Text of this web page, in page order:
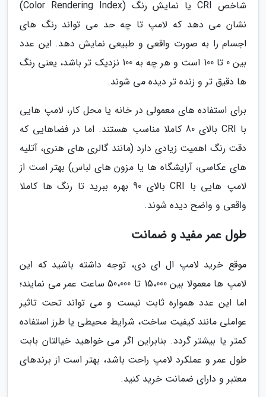
شاخص CRI یا نمایش رنگ (Color Rendering Index)
نشان می دهد که لامپ تا چه حد می تواند رنگ های
اجسام را به صورت واقعی و طبیعی نمایش دهد. این عدد
بین 0 تا 100 است و هر چه به 100 نزدیک تر باشد، یعنی رنگ
ها دقیق تر و زنده تر دیده می شوند.
برای استفاده های معمولی در خانه یا محل کار، لامپ هایی
با CRI بالای 80 کاملا مناسب هستند. اما در فضاهایی که
دقت رنگ اهمیت زیادی دارد (مانند گالری های هنری، آتلیه
های عکاسی، آرایشگاه ها یا مزون های لباس) بهتر است از
لامپ هایی با CRI بالای 90 بهره ببرید تا رنگ ها کاملا
واقعی و واضح دیده شوند.
طول عمر مفید و ضمانت
موقع خرید لامپ ال ای دی، توجه داشته باشید که این
لامپ ها معمولا بین 15،000 تا 50،000 ساعت عمر می نمایند؛
اما این عدد همواره ثابت نیست و می تواند تحت تاثیر
عواملی مانند کیفیت ساخت، شرایط محیطی یا طرز استفاده
کمتر یا بیشتر گردد. بنابراین اگر می خواهید خیالتان بابت
طول عمر و عملکرد لامپ راحت باشد، بهتر است از برندهای
معتبر و دارای ضمانت خرید کنید.